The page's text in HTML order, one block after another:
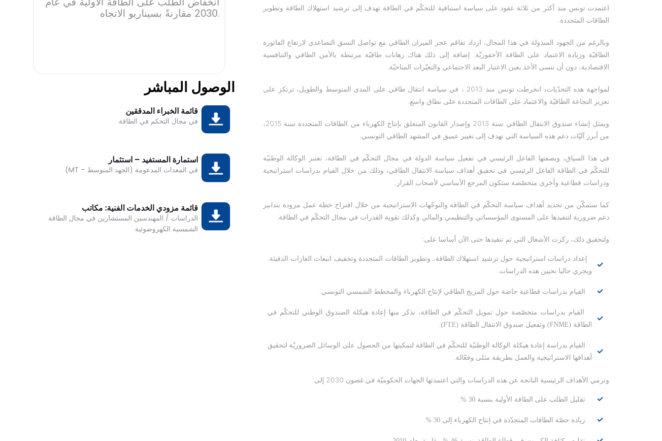
اعتمدت تونس منذ أكثر من ثلاثة عقود على سياسة استباقية للتحكّم في الطاقة تهدف إلى ترشيد استهلاك الطاقة وتطوير
الطاقات المتجددة.
وبالرغم من الجهود المبذولة في هذا المجال، ازداد تفاقم عجز الميزان الطاقي مع تواصل النسق التصاعدي لارتفاع الفاتورة
الطاقيّة وزيادة الاعتماد على الطاقة الأحفوريّة. إضافة إلى ذلك هناك رهانات طاقيّة مرتبطة بالأمن الطاقي والتنافسية
الاقتصادية، دون أن ننسى الأخذ بعين الاعتبار البعد الاجتماعي والتغيّرات المناخيّة.
لمواجهة هذه التحدّيات، انخرطت تونس منذ 2013 ، في سياسة انتقال طاقي على المدى المتوسط ​​والطويل، ترتكز على
تعزيز النجاعة الطاقيّة والاعتماد على الطاقات المتجددة على نطاق واسع.
ويمثل إنشاء صندوق الانتقال الطاقي سنة 2013 وإصدار القانون المتعلق بإنتاج الكهرباء من الطاقات المتجددة سنة 2015،
من أبرز آليّات دعم هذه السياسة التي تهدف إلى تغيير عميق في المشهد الطاقي التونسي.
في هذا السياق، وبصفتها الفاعل الرئيسي في تفعيل سياسة الدولة في مجال التحكّم في الطاقة، تعتبر الوكالة الوطنيّة
للتحكّم في الطاقة الفاعل الرئيسي في تحقيق أهداف سياسة الانتقال الطاقي، وذلك من خلال القيام بدراسات استراتيجية
ودراسات قطاعية وأخرى متخصّصة ستكون المرجع الأساسي لأصحاب القرار.
كما ستمكّن من تحديد أهداف سياسة التحكّم في الطاقة والتوجّهات الاستراتيجية من خلال اقتراح خطة عمل مزودة بتدابير
دعم ضرورية لتنفيذها على المستوى المؤسساتي والتنظيمي والمالي وكذلك تقوية القدرات في مجال التحكّم في الطاقة.
ولتحقيق ذلك، ركزت الأشغال التي تم تنفيذها حتى الآن أساسا على:
إعداد دراسات استراتيجية حول ترشيد استهلاك الطاقة، وتطوير الطاقات المتجددة وتخفيف انبعاث الغازات الدفيئة.
ويجري حاليا تحيين هذه الدراسات.
القيام بدراسات قطاعية خاصة حول المزيج الطاقي لإنتاج الكهرباء والمخطط الشمسي التونسي.
القيام بدراسات متخصّصة حول تمويل التحكّم في الطاقة، نذكر منها إعادة هيكلة الصندوق الوطني للتحكّم في
الطاقة (FNME) وتفعيل صندوق الانتقال الطاقة (FTE
).
القيام بدراسة إعادة هيكلة الوكالة الوطنيّة للتحكّم في الطاقة لتمكينها من الحصول على الوسائل الضروريّة لتحقيق
أهدافها الاستراتيجية والعمل بطريقة مثلى وفعّالة.
وترمي الأهداف الرئيسية الناتجة عن هذه الدراسات والتي اعتمدتها الجهات الحكوميّة في غضون 2030 إلى:
تقليل الطلب على الطاقة الأولية بنسبة 30 %
زيادة حصّة الطاقات المتجدّدة في إنتاج الكهرباء إلى 30 %
2030 مقارنةً بسيناريو الاتجاه.
مقارنة بمستوى عام 2010.
الكهرباء عام 2030.
الوصول المباشر
تحميل قائمة الخبراء المدققين
في مجال التحكم في الطاقة
تحميل استمارة المستفيد – استثمار
في المعدات المدعومة (الجهد المتوسط – MT)
تحميل قائمة مزودي الخدمات الفنية: مكاتب
الدراسات / المهندسين المستشارين في مجال الطاقة
الشمسية الكهروضوئية